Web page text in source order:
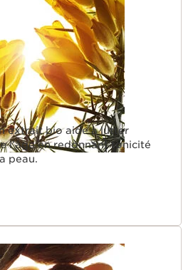
extrait bio aide à lutter
l’âge en redonnant tonicité
peau.